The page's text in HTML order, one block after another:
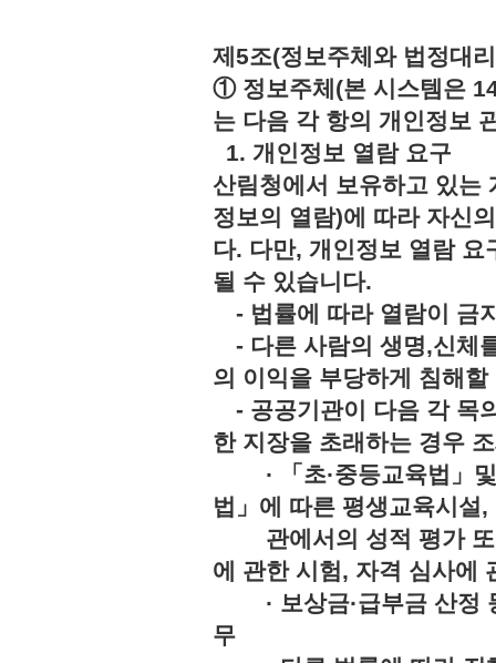
제5조(정보주체와 법정대
① 정보주체(본 시스템은
는 다음 각 항의 개인정보
1. 개인정보 열람 요구
산림청에서 보유하고 있는
정보의 열람)에 따라 자신
다. 다만, 개인정보 열람
될 수 있습니다.
- 법률에 따라 열람이
- 다른 사람의 생명,신체
의 이익을 부당하게 침
- 공공기관이 다음 각 목
한 지장을 초래하는 경우
· 「초·중등교육법」및
법」에 따른 평생교육시설
관에서의 성적 평가 또
에 관한 시험, 자격 심사에
· 보상금·급부금 산정
무